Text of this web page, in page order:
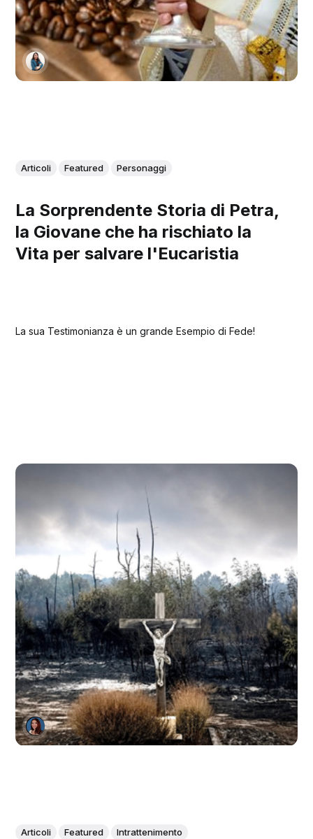
Articoli Featured Personaggi
La Sorprendente Storia di Petra,
la Giovane che ha rischiato la
Vita per salvare l'Eucaristia
La sua Testimonianza è un grande Esempio di Fede!
Articoli Featured Intrattenimento